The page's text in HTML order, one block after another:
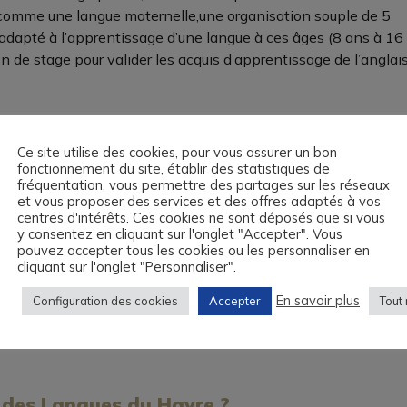
une langue maternelle,une organisation souple de 5
à l’apprentissage d’une langue à ces âges (8 ans à 16
stage pour valider les acquis d’apprentissage de l’anglais
au Havre
intégrer une école ou tout simplement réussir ses études.
où parler anglais sera essentiel à la réussite de votre
, vous permettrez à votre enfant de progresser de
des Langues sur Le Havre propose à votre enfant des
L’Académie des Langues dispense des formations en
notre équipe de facilitateurs vous propose de nous
Ce site utilise des cookies, pour vous assurer un bon
fonctionnement du site, établir des statistiques de
fréquentation, vous permettre des partages sur les réseaux
et vous proposer des services et des offres adaptés à vos
centres d'intérêts. Ces cookies ne sont déposés que si vous
y consentez en cliquant sur l'onglet "Accepter". Vous
pouvez accepter tous les cookies ou les personnaliser en
cliquant sur l'onglet "Personnaliser".
Configuration des cookies Accepter En savoir plus Tout